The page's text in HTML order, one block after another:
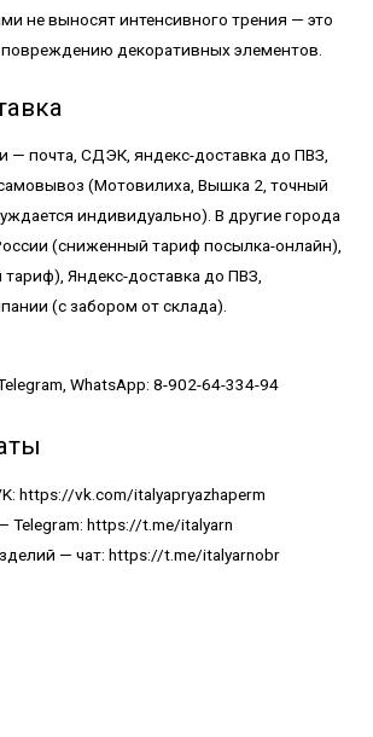
не выносят интенсивного трения — это
декоративных элементов.
— почта, СДЭК, яндекс-доставка до ПВЗ,
(Мотовилиха, Вышка 2, точный
индивидуально). В другие города
(сниженный тариф посылка-онлайн),
Яндекс-доставка до ПВЗ,
(с забором от склада).
WhatsApp: 8-902-64-334-94
https://vk.com/italyapryazhaperm
Telegram: https://t.me/italyarn
— чат: https://t.me/italyarnobr